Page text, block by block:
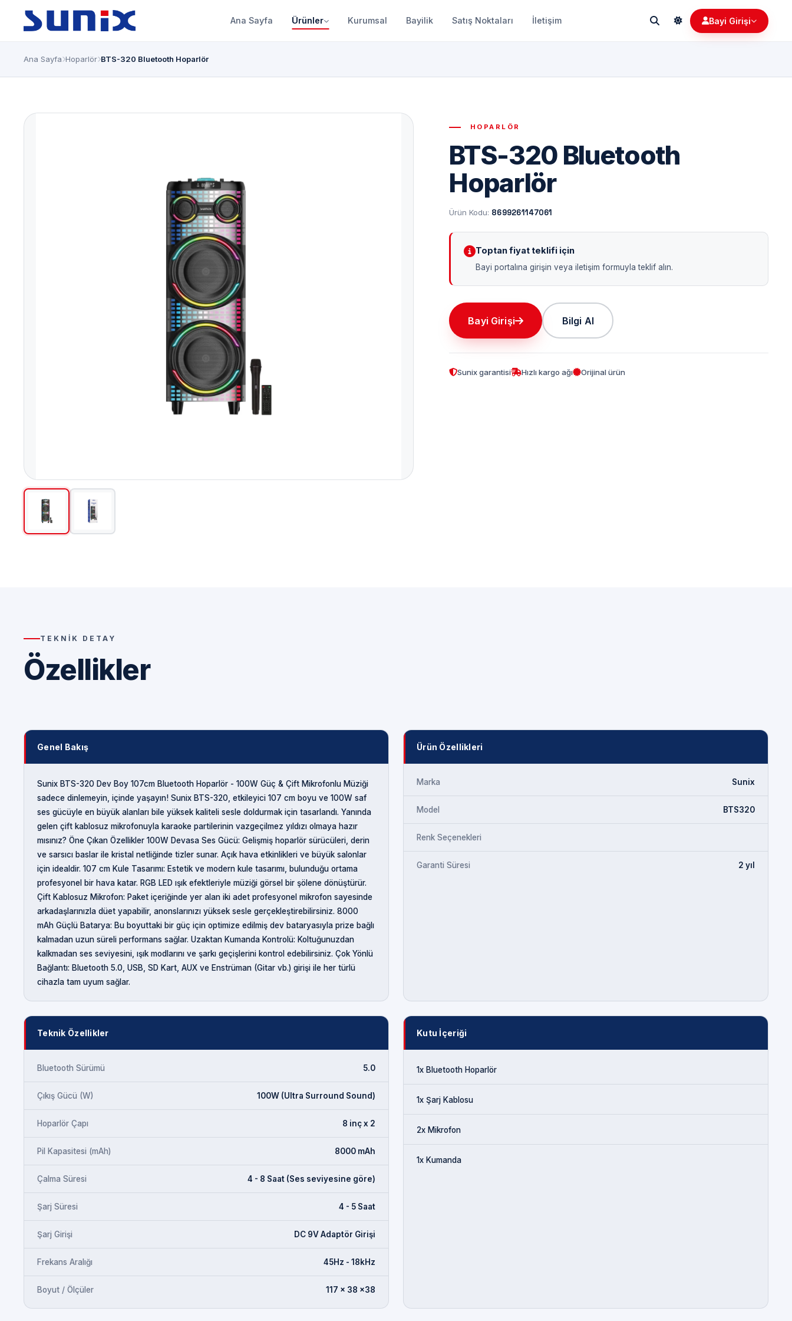
Ana Sayfa Ürünler Kurumsal Bayilik Satış Noktaları İletişim Bayi Girişi
Ana Sayfa Hoparlör BTS-320 Bluetooth Hoparlör
HOPARLÖR
BTS-320 Bluetooth
Hoparlör
Ürün Kodu: 8699261147061
Toptan fiyat teklifi için
Bayi portalına girişin veya iletişim formuyla teklif alın.
Bayi Girişi Bilgi Al
Sunix garantisi Hızlı kargo ağı Orijinal ürün
TEKNIK DETAY
Özellikler
Genel Bakış
Sunix BTS-320 Dev Boy 107cm Bluetooth Hoparlör - 100W Güç & Çift Mikrofonlu Müziği
sadece dinlemeyin, içinde yaşayın! Sunix BTS-320, etkileyici 107 cm boyu ve 100W saf
ses gücüyle en büyük alanları bile yüksek kaliteli sesle doldurmak için tasarlandı. Yanında
gelen çift kablosuz mikrofonuyla karaoke partilerinin vazgeçilmez yıldızı olmaya hazır
mısınız? Öne Çıkan Özellikler 100W Devasa Ses Gücü: Gelişmiş hoparlör sürücüleri, derin
ve sarsıcı baslar ile kristal netliğinde tizler sunar. Açık hava etkinlikleri ve büyük salonlar
için idealdir. 107 cm Kule Tasarımı: Estetik ve modern kule tasarımı, bulunduğu ortama
profesyonel bir hava katar. RGB LED ışık efektleriyle müziği görsel bir şölene dönüştürür.
Çift Kablosuz Mikrofon: Paket içeriğinde yer alan iki adet profesyonel mikrofon sayesinde
arkadaşlarınızla düet yapabilir, anonslarınızı yüksek sesle gerçekleştirebilirsiniz. 8000
mAh Güçlü Batarya: Bu boyuttaki bir güç için optimize edilmiş dev bataryasıyla prize bağlı
kalmadan uzun süreli performans sağlar. Uzaktan Kumanda Kontrolü: Koltuğunuzdan
kalkmadan ses seviyesini, ışık modlarını ve şarkı geçişlerini kontrol edebilirsiniz. Çok Yönlü
Bağlantı: Bluetooth 5.0, USB, SD Kart, AUX ve Enstrüman (Gitar vb.) girişi ile her türlü
cihazla tam uyum sağlar.
Ürün Özellikleri
Marka Sunix
Model BTS320
Renk Seçenekleri
Garanti Süresi 2 yıl
Teknik Özellikler
Bluetooth Sürümü 5.0
Çıkış Gücü (W) 100W (Ultra Surround Sound)
Hoparlör Çapı 8 inç x 2
Pil Kapasitesi (mAh) 8000 mAh
Çalma Süresi 4 - 8 Saat (Ses seviyesine göre)
Şarj Süresi 4 - 5 Saat
Şarj Girişi DC 9V Adaptör Girişi
Frekans Aralığı 45Hz - 18kHz
Boyut / Ölçüler 117 x 38 x38
Kutu İçeriği
1x Bluetooth Hoparlör
1x Şarj Kablosu
2x Mikrofon
1x Kumanda